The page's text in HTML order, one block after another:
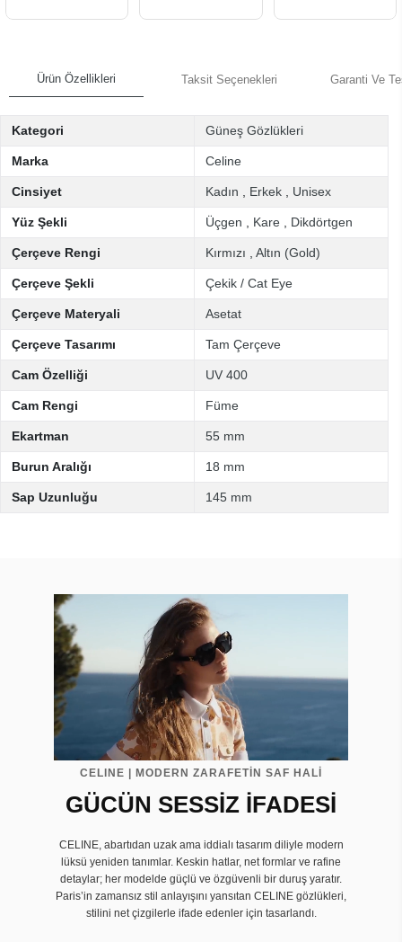
Ürün Özellikleri Taksit Seçenekleri Garanti Ve
Kategori Güneş Gözlükleri
Marka Celine
Cinsiyet Kadın Erkek Unisex
Yüz Şekli Üçgen Kare Dikdörtgen
Çerçeve Rengi Kırmızı Altın (Gold)
Çerçeve Şekli Çekik / Cat Eye
Çerçeve Materyali Asetat
Çerçeve Tasarımı Tam Çerçeve
Cam Özelliği UV 400
Cam Rengi Füme
Ekartman 55 mm
Burun Aralığı 18 mm
Sap Uzunluğu 145 mm
CELINE | MODERN ZARAFETİN SAF HALİ
GÜCÜN SESSİZ İFADESİ
CELINE, abartıdan uzak ama iddialı tasarım diliyle modern
lüksü yeniden tanımlar. Keskin hatlar, net formlar ve rafine
detaylar; her modelde güçlü ve özgüvenli bir duruş yaratır.
Paris’in zamansız stil anlayışını yansıtan CELINE gözlükleri,
stilini net çizgilerle ifade edenler için tasarlandı.